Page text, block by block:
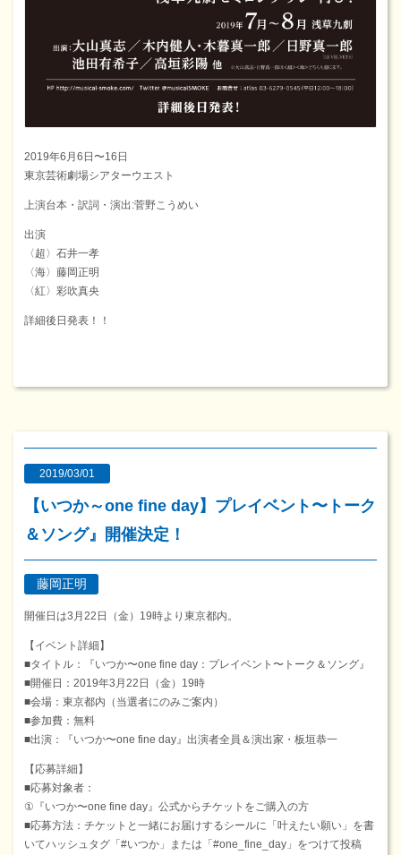
2019年6月6日〜16日
東京芸術劇場シアターウエスト
上演台本・訳詞・演出:菅野こうめい
出演
〈超〉石井一孝
〈海〉藤岡正明
〈紅〉彩吹真央
詳細後日発表！！
2019/03/01
【いつか～one fine day】プレイベント〜トーク
＆ソング』開催決定！
藤岡正明
開催日は3月22日（金）19時より東京都内。
【イベント詳細】
■タイトル：『いつか〜one fine day：プレイベント〜トーク＆ソング』
■開催日：2019年3月22日（金）19時
■会場：東京都内（当選者にのみご案内）
■参加費：無料
■出演：『いつか〜one fine day』出演者全員＆演出家・板垣恭一
【応募詳細】
■応募対象者：
①『いつか〜one fine day』公式からチケットをご購入の方
■応募方法：チケットと一緒にお届けするシールに「叶えたい願い」を書
いてハッシュタグ「#いつか」または「#one_fine_day」をつけて投稿